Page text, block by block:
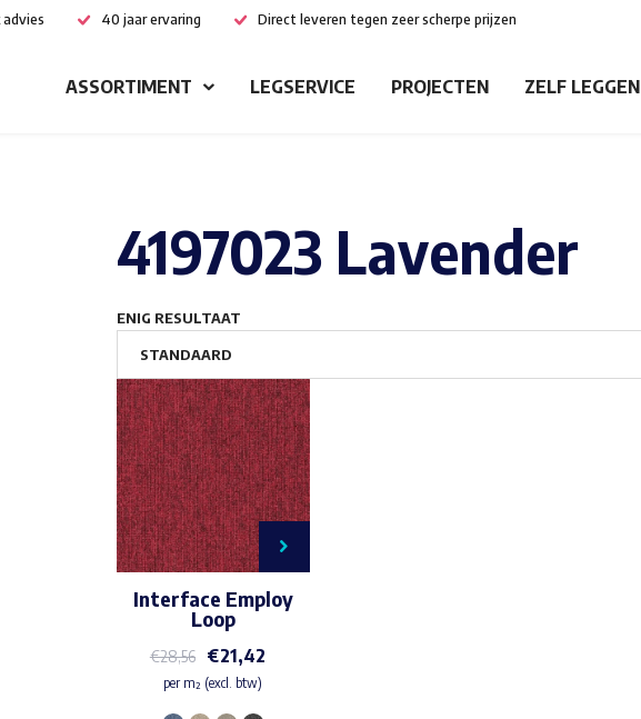
40 jaar ervaring Direct leveren tegen zeer scherpe prijzen
ASSORTIMENT LEGSERVICE PROJECTEN ZELF LEGGEN
4197023 Lavender
ENIG RESULTAAT
Interface Employ
Loop
€28,56 €21,42
per m² (excl. btw)